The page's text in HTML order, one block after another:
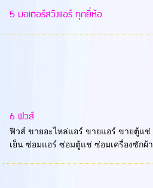
5 มอเตอร์สวิงแอร์ ทุกยี่ห้อ
6 ฟิวส์
ฟิวส์ ขายอะไหล่แอร์ ขายแอร์ ขายตู้แช่
เย็น ซ่อมแอร์ ซ่อมตู้แช่ ซ่อมเครื่องซักผ้